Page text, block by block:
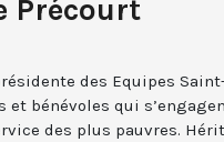
Précourt
des Equipes
et bénévoles qui
des plus pauvres.